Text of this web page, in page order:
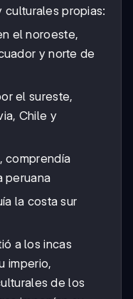
culturales propias:
el noroeste,
y norte de
el sureste,
Chile y
comprendía
peruana
la costa sur
a los incas
imperio,
de los